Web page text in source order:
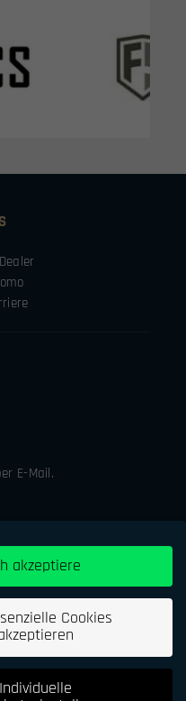
E-Mail.
akzeptiere
Cookies
Individuelle